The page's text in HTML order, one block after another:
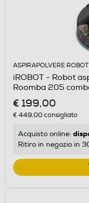
ASPIRAPOLVERE ROBOT
iROBOT - Robot
Roomba 205
€ 199,00
€ 449,00consigliato
Acquisto online:
Ritiro in negozio in